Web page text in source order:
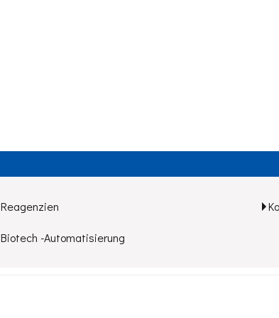
Reagenzien
Biotech -Automatisierung